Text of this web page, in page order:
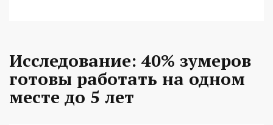
Исследование: 40% зумеров
готовы работать на одном
месте до 5 лет